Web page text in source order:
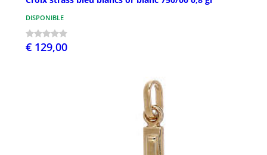
DISPONIBLE
€ 129,00